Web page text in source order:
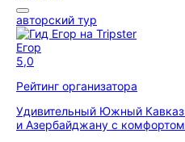
авторский тур
Егор
5,0
Рейтинг организатора
Удивительный Южный
и Азербайджану с комфортом